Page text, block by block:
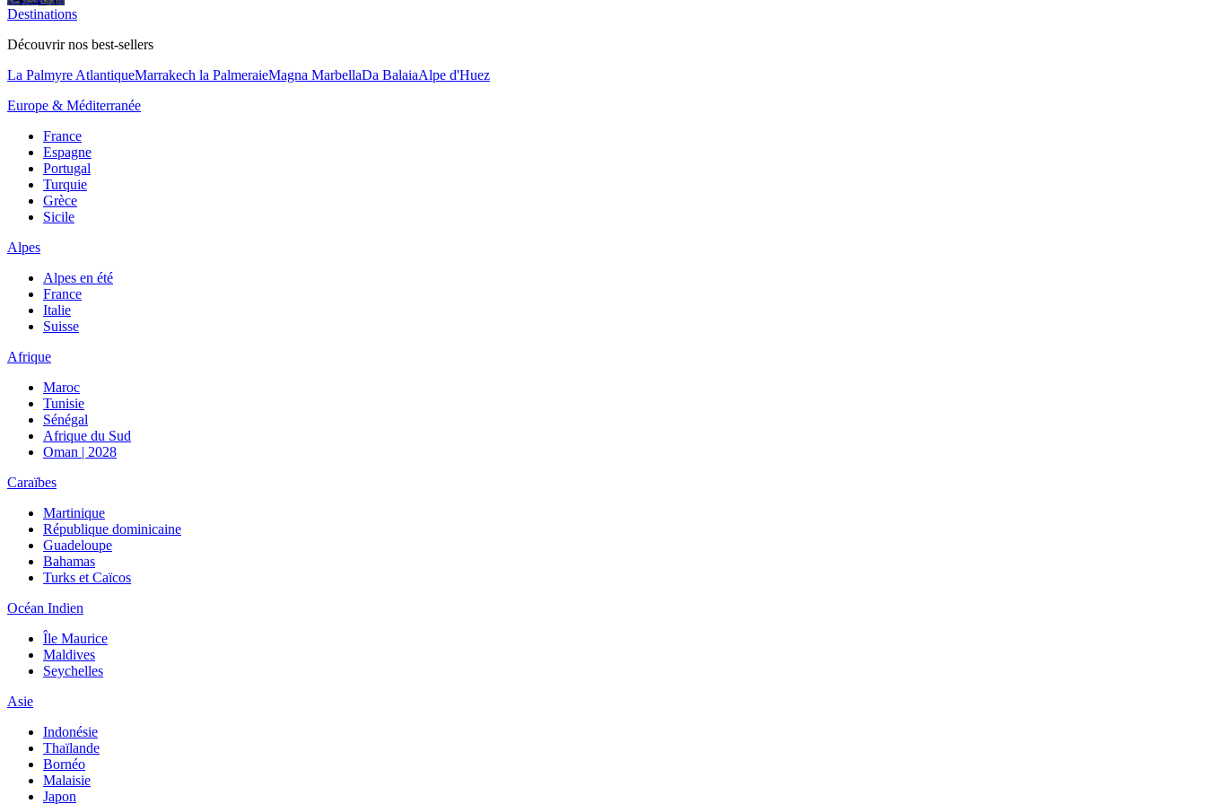
Destinations
Découvrir nos best-sellers
La Palmyre AtlantiqueMarrakech la PalmeraieMagna MarbellaDa BalaiaAlpe d'Huez
Europe & Méditerranée
France
Espagne
Portugal
Turquie
Grèce
Sicile
Alpes
Alpes en été
France
Italie
Suisse
Afrique
Maroc
Tunisie
Sénégal
Afrique du Sud
Oman | 2028
Caraïbes
Martinique
République dominicaine
Guadeloupe
Bahamas
Turks et Caïcos
Océan Indien
Île Maurice
Maldives
Seychelles
Asie
Indonésie
Thaïlande
Bornéo
Malaisie
Japon